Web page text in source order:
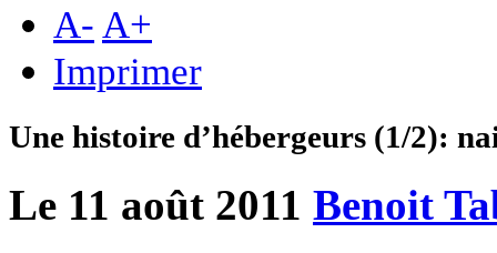
A- A+
Imprimer
Une histoire d’hébergeurs (1/2):
Le 11 août 2011 Benoit